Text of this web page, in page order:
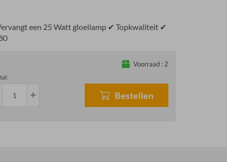
een 25 Watt gloeilamp ✔ Topkwaliteit ✔
Voorraad : 2
add Bestellen